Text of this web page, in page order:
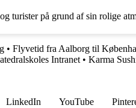
turister på grund af sin rolige
• Flyvetid fra Aalborg til
Intranet • Karma
LinkedIn YouTube